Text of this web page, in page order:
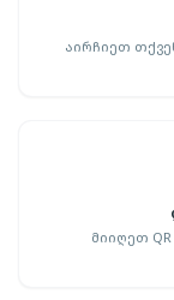
აირჩიეთ
მიიღეთ